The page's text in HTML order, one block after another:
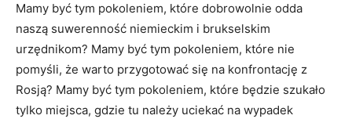
Mamy być tym pokoleniem, które dobrowolnie odda
naszą suwerenność niemieckim i brukselskim
urzędnikom? Mamy być tym pokoleniem, które nie
pomyśli, że warto przygotować się na konfrontację z
Rosją? Mamy być tym pokoleniem, które będzie szukało
tylko miejsca, gdzie tu należy uciekać na wypadek